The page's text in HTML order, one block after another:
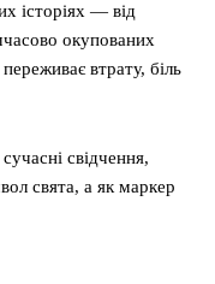
історіях — від
окупованих
втрату, біль
свідчення,
свята, а як маркер